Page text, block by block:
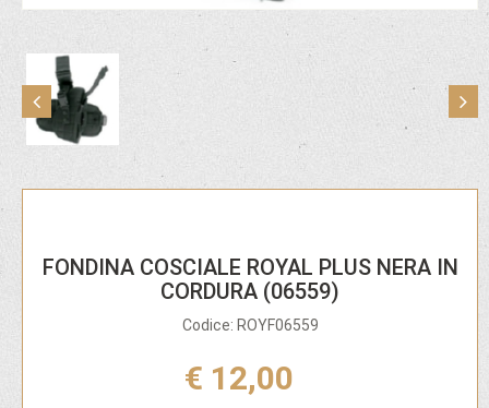
FONDINA COSCIALE ROYAL PLUS NERA IN
CORDURA (06559)
Codice: ROYF06559
€ 12,00